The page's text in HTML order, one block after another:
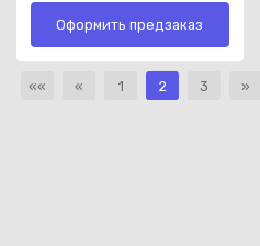
Оформить предзаказ
«« « 1 2 3 »